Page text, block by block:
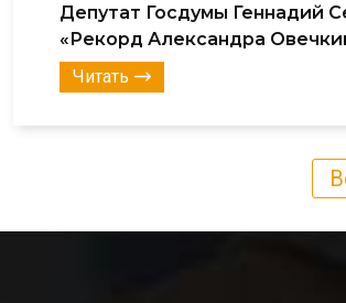
Депутат Госдумы Геннадий
«Рекорд Александра
Читать